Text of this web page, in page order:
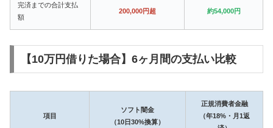
完済までの合計支払
額
200,000円超 約54,000円
【10万円借りた場合】6ヶ月間の支払い比較
項目
ソフト闇金
（10日30%換算）
正規消費者金融
（年18%・月1返